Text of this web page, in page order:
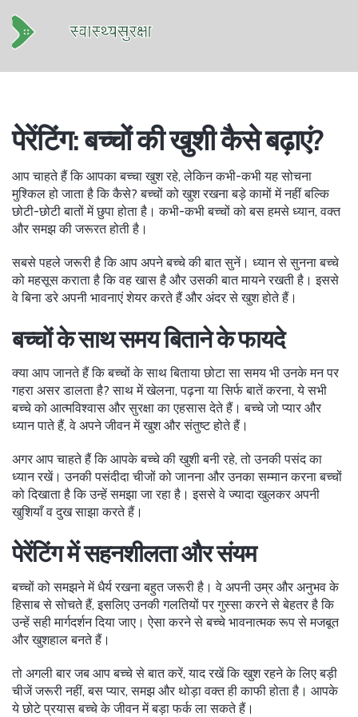
पेरेंटिंग: बच्चों की खुशी कैसे बढ़ाएं?
आप चाहते हैं कि आपका बच्चा खुश रहे, लेकिन कभी-कभी यह सोचना
मुश्किल हो जाता है कि कैसे? बच्चों को खुश रखना बड़े कामों में नहीं बल्कि
छोटी-छोटी बातों में छुपा होता है। कभी-कभी बच्चों को बस हमसे ध्यान, वक्त
और समझ की जरूरत होती है।
सबसे पहले जरूरी है कि आप अपने बच्चे की बात सुनें। ध्यान से सुनना बच्चे
को महसूस कराता है कि वह खास है और उसकी बात मायने रखती है। इससे
वे बिना डरे अपनी भावनाएं शेयर करते हैं और अंदर से खुश होते हैं।
बच्चों के साथ समय बिताने के फायदे
क्या आप जानते हैं कि बच्चों के साथ बिताया छोटा सा समय भी उनके मन पर
गहरा असर डालता है? साथ में खेलना, पढ़ना या सिर्फ बातें करना, ये सभी
बच्चे को आत्मविश्वास और सुरक्षा का एहसास देते हैं। बच्चे जो प्यार और
ध्यान पाते हैं, वे अपने जीवन में खुश और संतुष्ट होते हैं।
अगर आप चाहते हैं कि आपके बच्चे की खुशी बनी रहे, तो उनकी पसंद का
ध्यान रखें। उनकी पसंदीदा चीजों को जानना और उनका सम्मान करना बच्चों
को दिखाता है कि उन्हें समझा जा रहा है। इससे वे ज्यादा खुलकर अपनी
खुशियाँ व दुख साझा करते हैं।
पेरेंटिंग में सहनशीलता और संयम
बच्चों को समझने में धैर्य रखना बहुत जरूरी है। वे अपनी उम्र और अनुभव के
हिसाब से सोचते हैं, इसलिए उनकी गलतियों पर गुस्सा करने से बेहतर है कि
उन्हें सही मार्गदर्शन दिया जाए। ऐसा करने से बच्चे भावनात्मक रूप से मजबूत
और खुशहाल बनते हैं।
तो अगली बार जब आप बच्चे से बात करें, याद रखें कि खुश रहने के लिए बड़ी
चीजें जरूरी नहीं, बस प्यार, समझ और थोड़ा वक्त ही काफी होता है। आपके
ये छोटे प्रयास बच्चे के जीवन में बड़ा फर्क ला सकते हैं।